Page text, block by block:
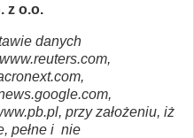
z o.o.
danych
przy założeniu, iż
pełne i nie